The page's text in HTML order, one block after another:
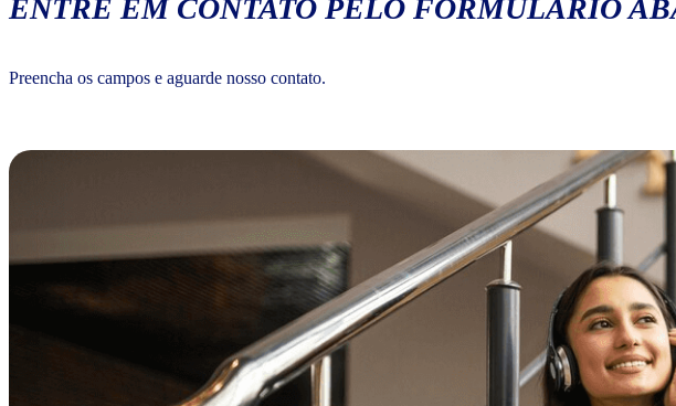
ENTRE EM CONTATO PELO FORMULÁRIO
Preencha os campos e aguarde nosso contato.